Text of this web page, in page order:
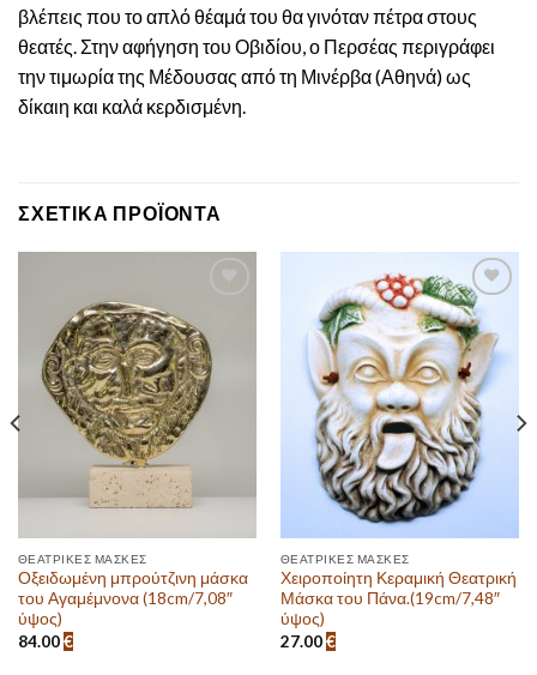
βλέπεις που το απλό θέαμά του θα γινόταν πέτρα στους
θεατές. Στην αφήγηση του Οβιδίου, ο Περσέας περιγράφει
την τιμωρία της Μέδουσας από τη Μινέρβα (Αθηνά) ως
δίκαιη και καλά κερδισμένη.
ΣΧΕΤΙΚΆ ΠΡΟΪΌΝΤΑ
Πρόσθεσε
στην λίστα
επιθυμιών
ΘΕΑΤΡΙΚΈΣ ΜΆΣΚΕΣ
Οξειδωμένη μπρούτζινη μάσκα
του Αγαμέμνονα (18cm/7,08″
ύψος)
84.00€
Πρόσθεσε
στην λίστα
επιθυμιών
ΘΕΑΤΡΙΚΈΣ ΜΆΣΚΕΣ
Χειροποίητη Κεραμική Θεατρική
Μάσκα του Πάνα.(19cm/7,48″
ύψος)
27.00€